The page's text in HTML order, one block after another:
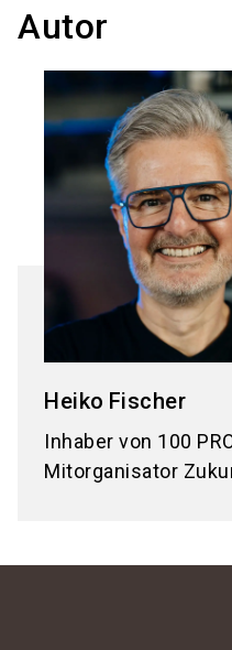
Autor
Heiko Fischer
Inhaber von 100
Mitorganisator